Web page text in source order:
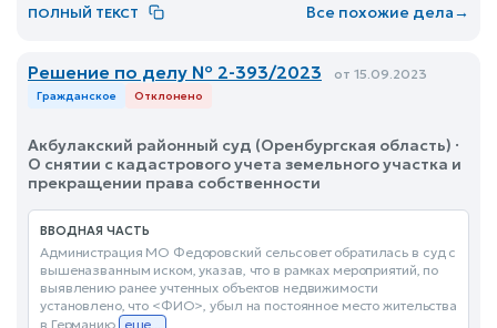
ПОЛНЫЙ ТЕКСТ Все похожие дела→
Решение по делу № 2-393/2023 от 15.09.2023
Гражданское Отклонено
Акбулакский районный суд (Оренбургская область) ·
О снятии с кадастрового учета земельного участка и
прекращении права собственности
ВВОДНАЯ ЧАСТЬ
Администрация МО Федоровский сельсовет обратилась в суд с
вышеназванным иском, указав, что в рамках мероприятий, по
выявлению ранее учтенных объектов недвижимости
установлено, что <ФИО>, убыл на постоянное место жительства
в Германию еще...